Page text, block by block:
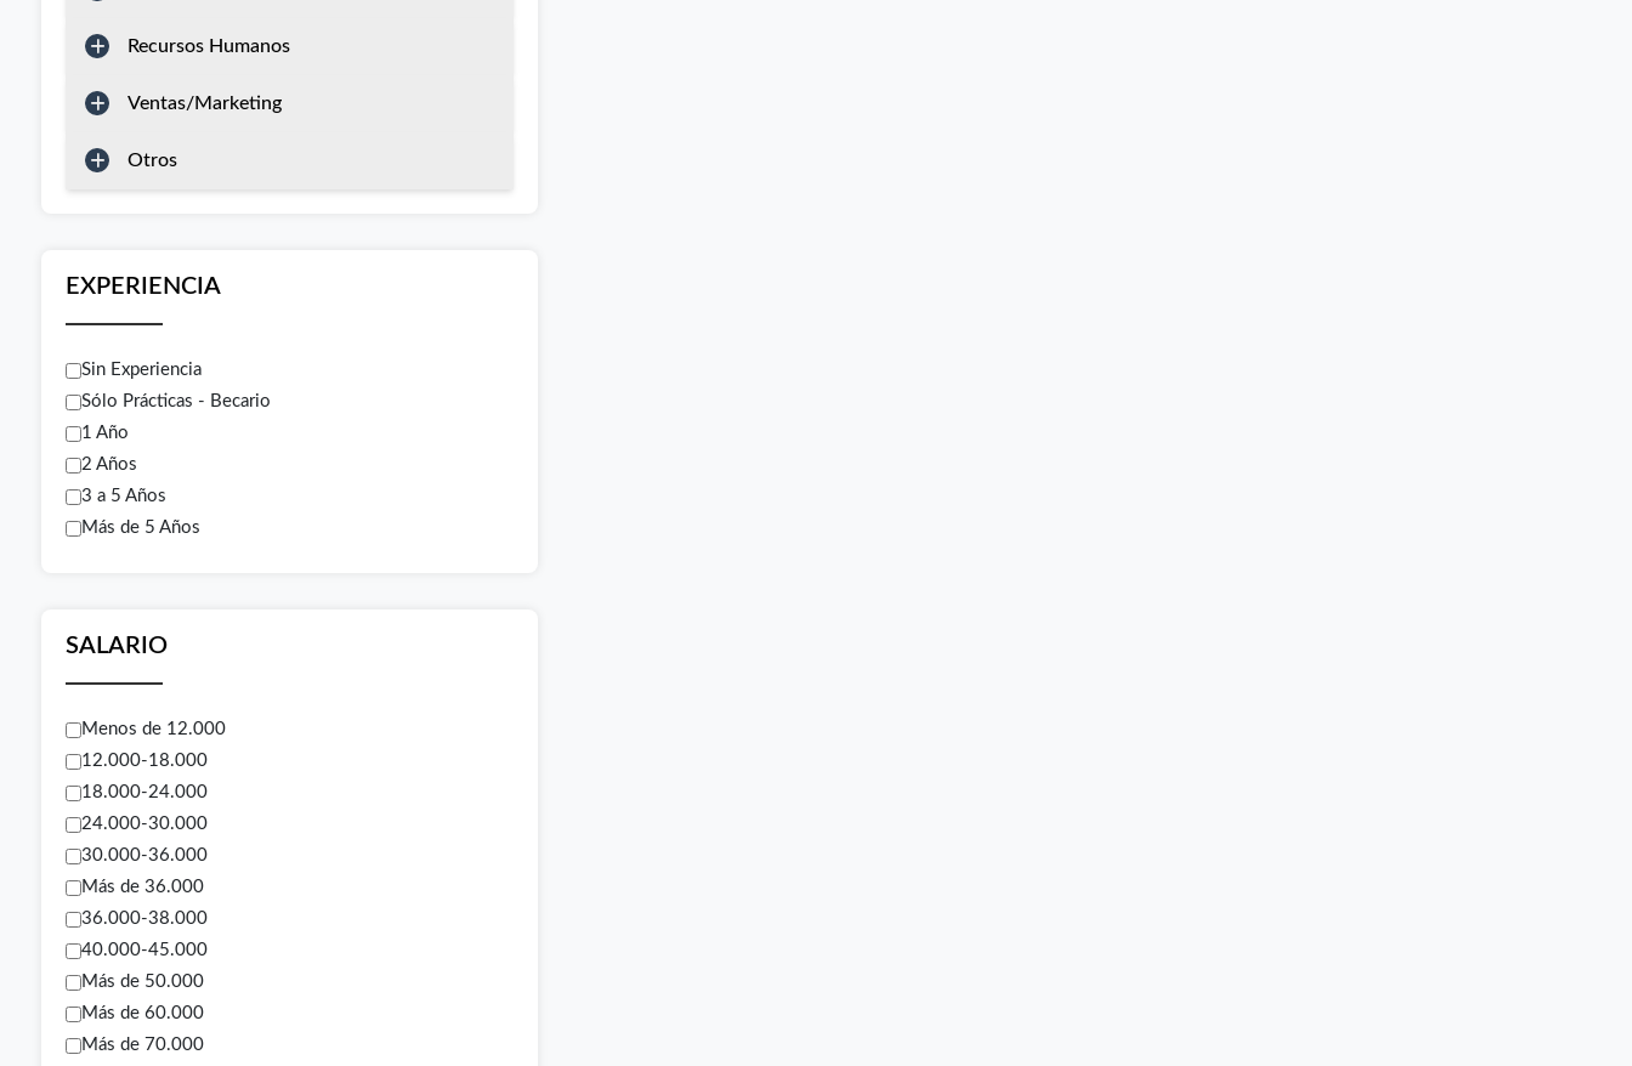
Recursos Humanos
Ventas/Marketing
Otros
EXPERIENCIA
Sin Experiencia
Sólo Prácticas - Becario
1 Año
2 Años
3 a 5 Años
Más de 5 Años
SALARIO
Menos de 12.000
12.000-18.000
18.000-24.000
24.000-30.000
30.000-36.000
Más de 36.000
36.000-38.000
40.000-45.000
Más de 50.000
Más de 60.000
Más de 70.000